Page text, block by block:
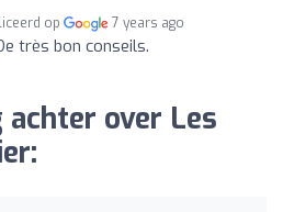
op 7 years ago
très bon conseils.
achter over Les